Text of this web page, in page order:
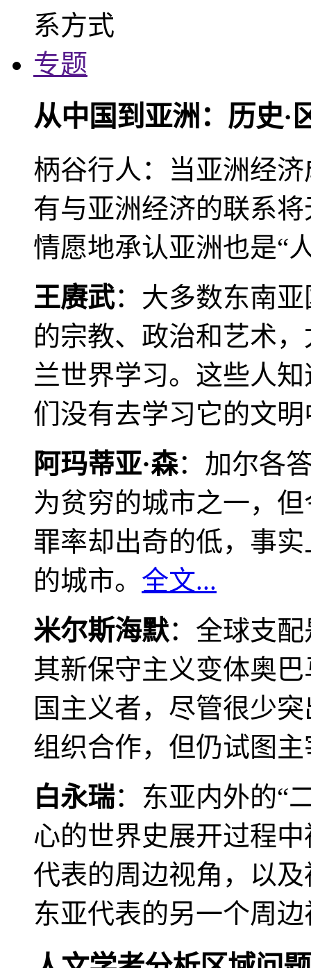
专题
从中国到亚洲：历史·
柄谷行人：当亚洲经
有与亚洲经济的联系
情愿地承认亚洲也是“
王赓武：大多数东南
的宗教、政治和艺术
兰世界学习。这些人
们没有去学习它的文
阿玛蒂亚·森：加尔各
为贫穷的城市之一，
罪率却出奇的低，事
的城市。 全文...
米尔斯海默：全球支
其新保守主义变体奥
国主义者，尽管很少
组织合作，但仍试图
白永瑞：东亚内外的“
心的世界史展开过程
代表的周边视角，以
东亚代表的另一个周